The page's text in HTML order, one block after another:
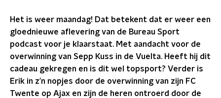
Het is weer maandag! Dat betekent dat er weer een
gloednieuwe aflevering van de Bureau Sport
podcast voor je klaarstaat. Met aandacht voor de
overwinning van Sepp Kuss in de Vuelta. Heeft hij dit
cadeau gekregen en is dit wel topsport? Verder is
Erik in z’n nopjes door de overwinning van zijn FC
Twente op Ajax en zijn de heren ontroerd door de